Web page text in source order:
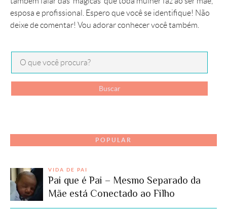
esposa e profissional. Espero que você se identifique! Não
deixe de comentar! Vou adorar conhecer você também.
POPULAR
VIDA DE PAI
Pai que é Pai – Mesmo Separado da
Mãe está Conectado ao Filho